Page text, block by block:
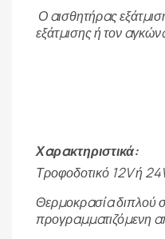
Ο αισθητήρας
εξάτμισης ή τον
Χαρακτηριστικά:
Τροφοδοτικό 12V ή
Θερμοκρασία διπλού
προγραμματιζόμενη